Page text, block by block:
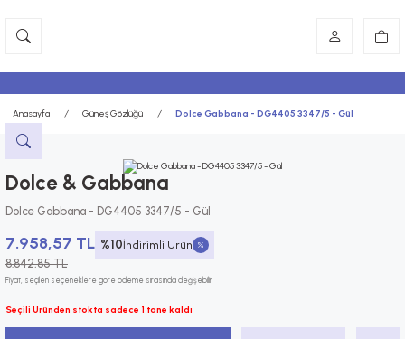
Anasayfa Güneş Gözlüğü Dolce Gabbana - DG4405 3347/5 - Gül
Dolce & Gabbana
Dolce Gabbana - DG4405 3347/5 - Gül
7.958,57 TL
8.842,85 TL
%10İndirimli Ürün
Fiyat, seçilen seçeneklere göre ödeme sırasında değişebilir
Seçili Üründen stokta sadece 1 tane kaldı